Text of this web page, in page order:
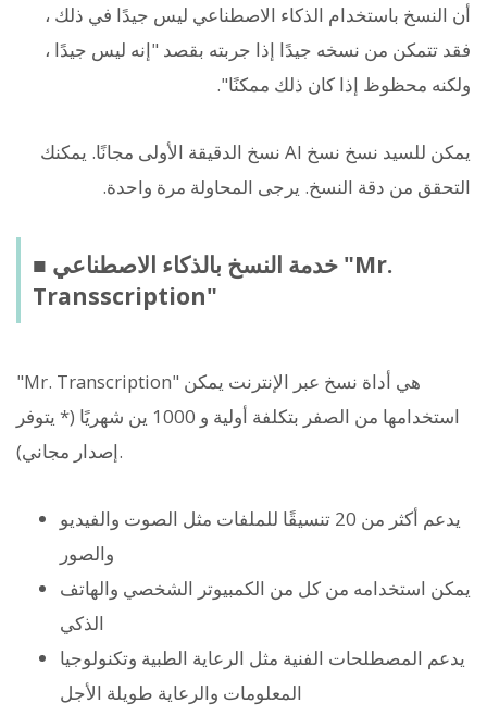
أن النسخ باستخدام الذكاء الاصطناعي ليس جيدًا في ذلك ،
فقد تتمكن من نسخه جيدًا إذا جربته بقصد "إنه ليس جيدًا ،
ولكنه محظوظ إذا كان ذلك ممكنًا".
يمكن للسيد نسخ نسخ AI نسخ الدقيقة الأولى مجانًا. يمكنك
التحقق من دقة النسخ. يرجى المحاولة مرة واحدة.
■ خدمة النسخ بالذكاء الاصطناعي "Mr.
Transscription"
"Mr. Transcription" هي أداة نسخ عبر الإنترنت يمكن
استخدامها من الصفر بتكلفة أولية و 1000 ين شهريًا (* يتوفر
إصدار مجاني).
يدعم أكثر من 20 تنسيقًا للملفات مثل الصوت والفيديو
والصور
يمكن استخدامه من كل من الكمبيوتر الشخصي والهاتف
الذكي
يدعم المصطلحات الفنية مثل الرعاية الطبية وتكنولوجيا
المعلومات والرعاية طويلة الأجل